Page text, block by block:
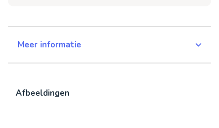
Meer informatie
Afbeeldingen